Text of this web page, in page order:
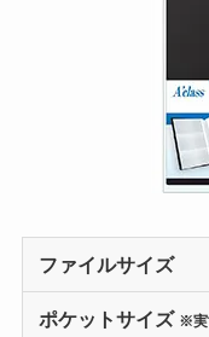
ファイルサイズ
ポケットサイズ ※実